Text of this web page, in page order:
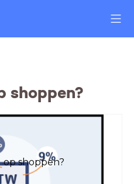
shoppen?
op shoppen?